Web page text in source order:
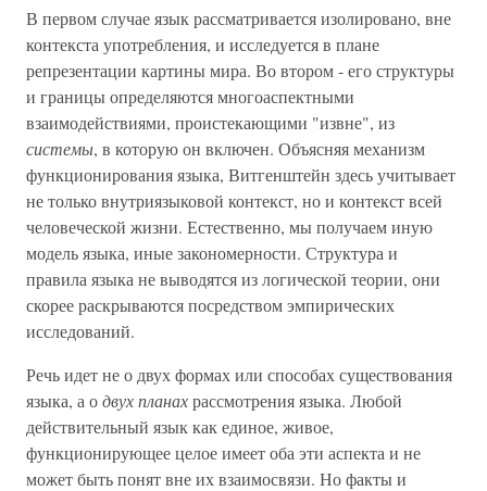
В первом случае язык рассматривается изолировано, вне
контекста употребления, и исследуется в плане
репрезентации картины мира. Во втором - его структуры
и границы определяются многоаспектными
взаимодействиями, проистекающими "извне", из
системы, в которую он включен. Объясняя механизм
функционирования языка, Витгенштейн здесь учитывает
не только внутриязыковой контекст, но и контекст всей
человеческой жизни. Естественно, мы получаем иную
модель языка, иные закономерности. Структура и
правила языка не выводятся из логической теории, они
скорее раскрываются посредством эмпирических
исследований.
Речь идет не о двух формах или способах существования
языка, а одвух планахрассмотрения языка. Любой
действительный язык как единое, живое,
функционирующее целое имеет оба эти аспекта и не
может быть понят вне их взаимосвязи. Но факты и